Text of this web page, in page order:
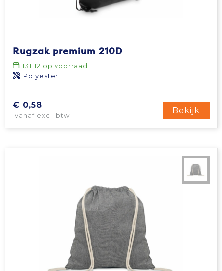
Rugzak premium 210D
131112 op voorraad
Polyester
€ 0,58
vanaf excl. btw
Bekijk